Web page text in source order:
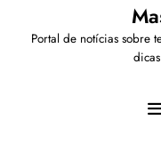
Portal de notícias sobre